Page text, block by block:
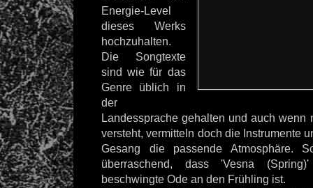
Energie-Level
dieses Werks
hochzuhalten.
Die Songtexte
sind wie für das
Genre üblich in
der
Landessprache gehalten und auch wenn
versteht, vermitteln doch die Instrumente
Gesang die passende Atmosphäre.
überraschend, dass 'Vesna
beschwingte Ode an den Frühling ist.